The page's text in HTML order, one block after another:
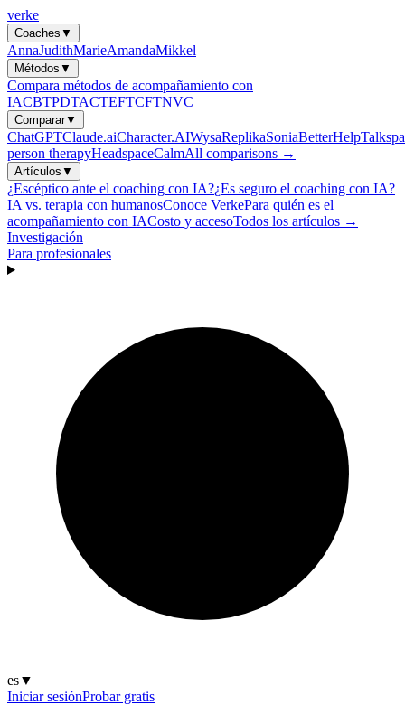
verke
Coaches ▼
AnnaJudithMarieAmandaMikkel
Métodos ▼
Compara métodos de acompañamiento con
IACBTPDTACTEFTCFTNVC
Comparar▼
ChatGPTClaude.aiCharacter.AIWysaReplikaSoniaBetterHelp
person therapyHeadspaceCalmAll comparisons →
Artículos ▼
¿Escéptico ante el coaching con IA?¿Es seguro el coaching con IA?
IA vs. terapia con humanosConoce VerkePara quién es el
acompañamiento con IACosto y accesoTodos los artículos →
Investigación
Para profesionales
es▼
Iniciar sesiónProbar gratis